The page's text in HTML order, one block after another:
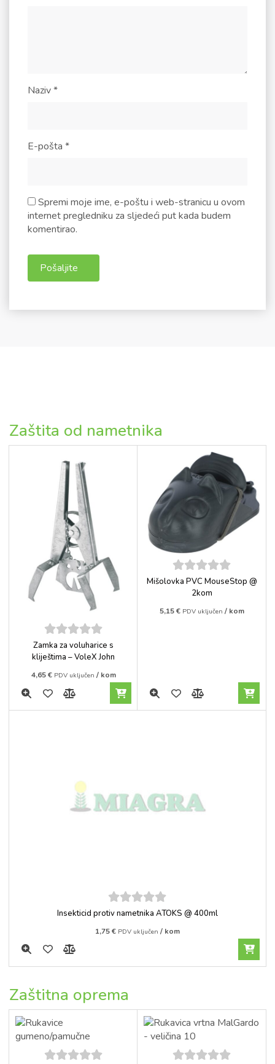
Naziv*
E-pošta *
Spremi moje ime, e-poštu i web-stranicu u ovom
internet pregledniku za sljedeći put kada budem
komentirao.
Zaštita od nametnika
5out of
5
Zamka za voluharice s
kliještima – VoleX John
4,65€ PDV uključen / kom
5out of
Mišolovka PVC MouseStop @
2kom
5,15€ PDV uključen / kom
5out of
Insekticid protiv nametnika ATOKS @ 400ml
1,75€ PDV uključen / kom
Zaštitna oprema